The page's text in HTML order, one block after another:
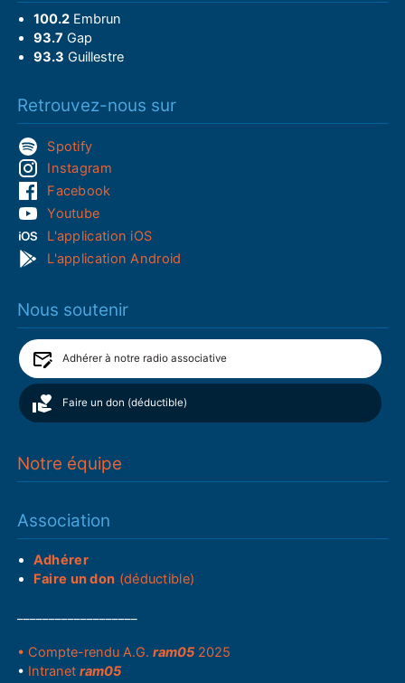
100.2Embrun
93.7 Gap
93.3 Guillestre
Retrouvez-nous sur
Spotify
Instagram
Facebook
Youtube
L'application iOS
L'application Android
Nous soutenir
Adhérer à notre radio associative
Faire un don (déductible)
Notre équipe
Association
Adhérer
Faire un don (déductible)
• Compte-rendu A.G.ram05 2025
• Intranetram05